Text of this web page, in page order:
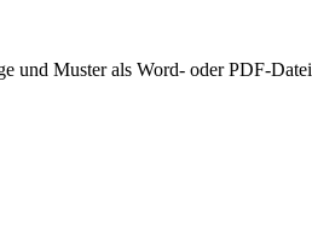
und Muster als Word- oder PDF-Datei